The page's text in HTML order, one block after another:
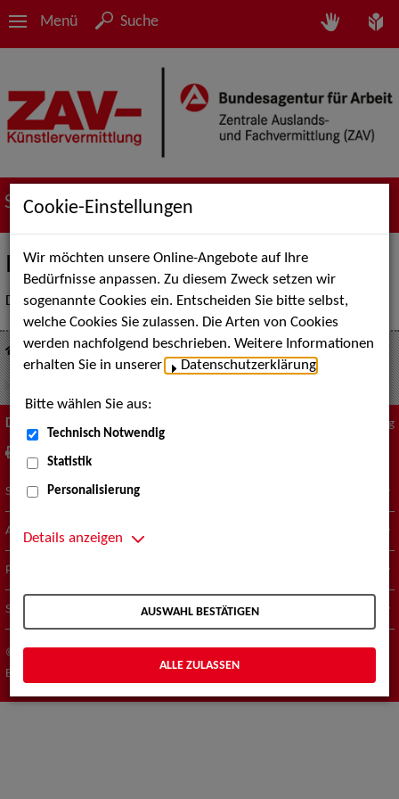
Menü Suche
Suche nach Künstler*innen
Inaktive Sedcard
Diese Künstler*innen-Sedcard ist momentan nicht aktiv.
Suche nach Künstler*innen Musical
Diese Seite
drucken
Zum Seitenanfang
Suche nach Künstler*innen
Aktuelles
Portfolio
Standorte
© ZAV-Künstlervermittlung
Barrierefreiheit
Cookie-Einstellungen
Wir möchten unsere Online-Angebote auf Ihre
Bedürfnisse anpassen. Zu diesem Zweck setzen wir
sogenannte Cookies ein. Entscheiden Sie bitte selbst,
welche Cookies Sie zulassen. Die Arten von Cookies
werden nachfolgend beschrieben. Weitere Informationen
erhalten Sie in unserer
Datenschutzerklärung
Bitte wählen Sie aus:
Technisch Notwendig
Statistik
Personalisierung
Details anzeigen
AUSWAHL BESTÄTIGEN
ALLE ZULASSEN